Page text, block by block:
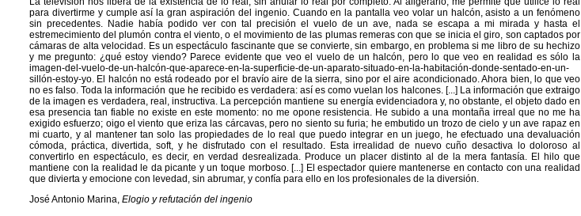
para divertirme y cumple así la gran aspiración del ingenio. Cuando en la pantalla veo volar un halcón, asisto a un fenómeno
sin precedentes. Nadie había podido ver con tal precisión el vuelo de un ave, nada se escapa a mi mirada y hasta el
estremecimiento del plumón contra el viento, o el movimiento de las plumas remeras con que se inicia el giro, son captados por
cámaras de alta velocidad. Es un espectáculo fascinante que se convierte, sin embargo, en problema si me libro de su hechizo
y me pregunto: ¿qué estoy viendo? Parece evidente que veo el vuelo de un halcón, pero lo que veo en realidad es sólo la
imagen-del-vuelo-de-un-halcón-que-aparece-en-la-superficie-de-un-aparato-situado-en-la-habitación-donde-sentado-en-un-
sillón-estoy-yo. El halcón no está rodeado por el bravío aire de la sierra, sino por el aire acondicionado. Ahora bien, lo que veo
no es falso. Toda la información que he recibido es verdadera: así es como vuelan los halcones. [...] La información que extraigo
de la imagen es verdadera, real, instructiva. La percepción mantiene su energía evidenciadora y, no obstante, el objeto dado en
esa presencia tan fiable no existe en este momento: no me opone resistencia. He subido a una montaña irreal que no me ha
exigido esfuerzo; oigo el viento que eriza las cárcavas, pero no siento su furia; he embutido un trozo de cielo y un ave rapaz en
mi cuarto, y al mantener tan solo las propiedades de lo real que puedo integrar en un juego, he efectuado una devaluación
cómoda, práctica, divertida, soft, y he disfrutado con el resultado. Esta irrealidad de nuevo cuño desactiva lo doloroso al
convertirlo en espectáculo, es decir, en verdad desrealizada. Produce un placer distinto al de la mera fantasía. El hilo que
mantiene con la realidad le da picante y un toque morboso. [...] El espectador quiere mantenerse en contacto con una realidad
que divierta y emocione con levedad, sin abrumar, y confía para ello en los profesionales de la diversión.
José Antonio Marina, Elogio y refutación del ingenio